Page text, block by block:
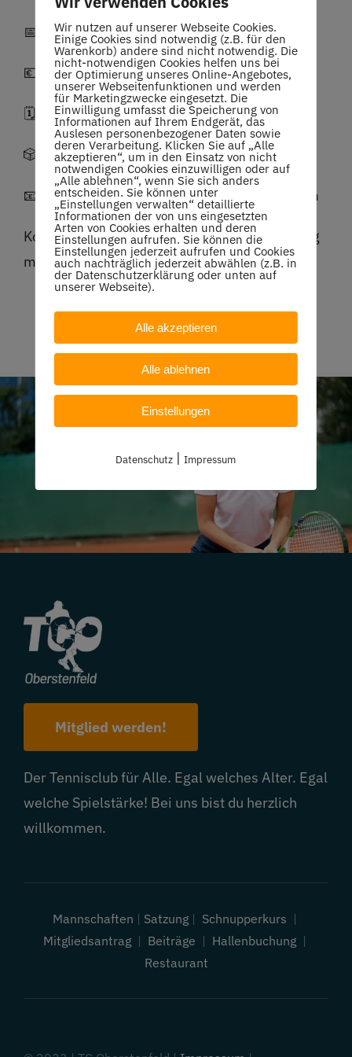
📅 Wann?12. Juli
💶 Nenngeld:30 € pro Doppel
🗓 Anmeldeschluss:7. Juli
🎲 Auslosung:9. Juli
📧 Anmeldung bei Alex:tcohobby@gmail.com
Kommt vorbei und erlebt einen sportlichen Tag
mit viel Spaß und fairen Matches! 😄🎾
Mitglied werden!
Der Tennisclub für Alle. Egal welches Alter. Egal
welche Spielstärke! Bei uns bist du herzlich
willkommen.
Mannschaften | Satzung| Schnupperkurs |
Mitgliedsantrag| Beiträge | Hallenbuchung|
Restaurant
Wir nutzen auf unserer Webseite Cookies.
Einige Cookies sind notwendig (z.B. für den
Warenkorb) andere sind nicht notwendig. Die
nicht-notwendigen Cookies helfen uns bei
der Optimierung unseres Online-Angebotes,
unserer Webseitenfunktionen und werden
für Marketingzwecke eingesetzt. Die
Einwilligung umfasst die Speicherung von
Informationen auf Ihrem Endgerät, das
Auslesen personenbezogener Daten sowie
deren Verarbeitung. Klicken Sie auf „Alle
akzeptieren“, um in den Einsatz von nicht
notwendigen Cookies einzuwilligen oder auf
„Alle ablehnen“, wenn Sie sich anders
entscheiden. Sie können unter
„Einstellungen verwalten“ detaillierte
Informationen der von uns eingesetzten
Arten von Cookies erhalten und deren
Einstellungen aufrufen. Sie können die
Einstellungen jederzeit aufrufen und Cookies
auch nachträglich jederzeit abwählen (z.B. in
der Datenschutzerklärung oder unten auf
unserer Webseite).
Alle akzeptieren
Alle ablehnen
Einstellungen
Datenschutz |Impressum